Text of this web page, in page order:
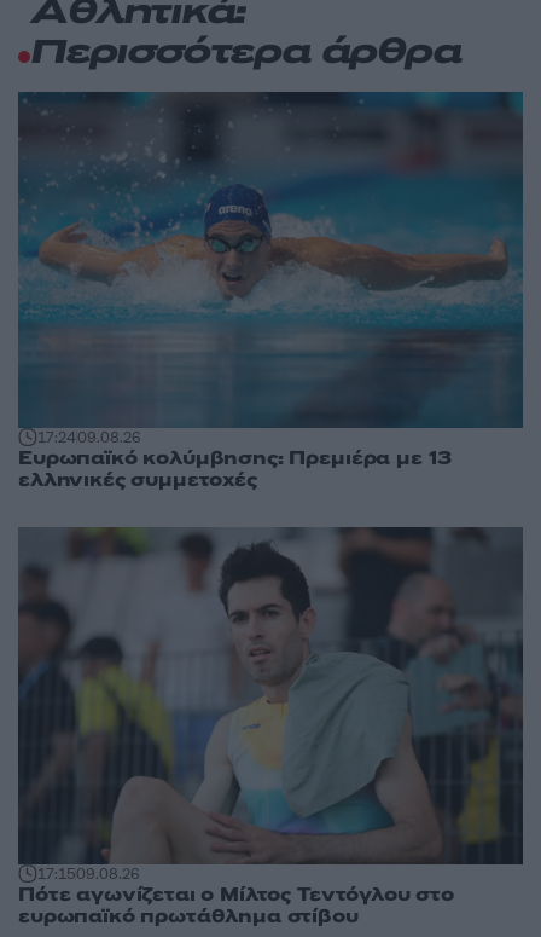
Αθλητικά:
Περισσότερα άρθρα
17:2409.08.26
Ευρωπαϊκό κολύμβησης: Πρεμιέρα με 13
ελληνικές συμμετοχές
17:1509.08.26
Πότε αγωνίζεται ο Μίλτος Τεντόγλου στο
ευρωπαϊκό πρωτάθλημα στίβου